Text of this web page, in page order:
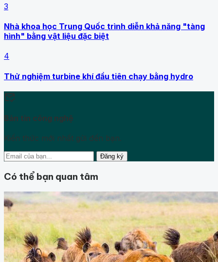
3
Nhà khoa học Trung Quốc trình diễn khả năng "tàng
hình" bằng vật liệu đặc biệt
4
Thử nghiệm turbine khí đầu tiên chạy bằng hydro
mark_email_read
Bản tin công nghệ
Kiến thức mới nhất gửi đến bạn.
Đăng ký
Có thể bạn quan tâm